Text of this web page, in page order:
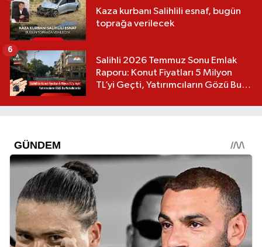
Kaza kurbanı Salihlili esnaf, bugün
toprağa verilecek
Salihli 2026 Temmuz Sonu Emlak
Raporu: Konut Fiyatları 5 Milyon
TL’yi Geçti, Yatırımcıların Gözü Bu
6